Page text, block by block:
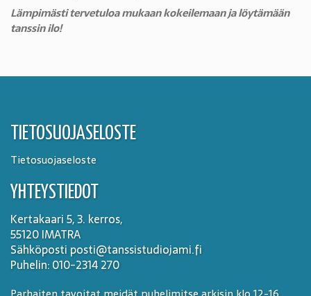
Lämpimästi tervetuloa mukaan kokeilemaan ja löytämään
tanssin ilo!
TIETOSUOJASELOSTE
Tietosuojaseloste
YHTEYSTIEDOT
Kertakaari 5, 3. kerros,
55120 IMATRA
Sähköposti posti@tanssistudiojami.fi
Puhelin: 010-2314 270